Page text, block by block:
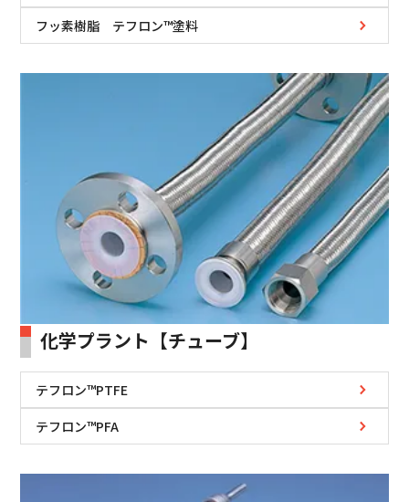
フッ素樹脂 テフロン™塗料
化学プラント【チューブ】
テフロン™PTFE
テフロン™PFA